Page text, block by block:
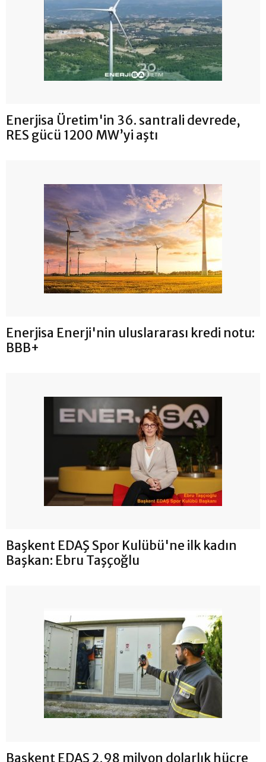
Enerjisa Üretim'in 36. santrali devrede,
RES gücü 1200 MW’yi aştı
Enerjisa Enerji'nin uluslararası kredi notu:
BBB+
Başkent EDAŞ Spor Kulübü'ne ilk kadın
Başkan: Ebru Taşçoğlu
Başkent EDAŞ 2,98 milyon dolarlık hücre